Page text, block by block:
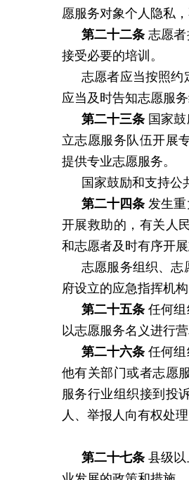
愿服务对象个人隐私
第二十二条 志愿
接受必要的培训。
志愿者应当按照约
应当及时告知志愿服
第二十三条 国家
立志愿服务队伍开展
提供专业志愿服务。
国家鼓励和支持公
第二十四条 发生
开展救助的，有关人
和志愿者及时有序开
志愿服务组织、志
府设立的应急指挥机
第二十五条 任何
以志愿服务名义进行
第二十六条 任何
他有关部门或者志愿
服务行业组织接到投
人、举报人向有权处
第二十七条 县级